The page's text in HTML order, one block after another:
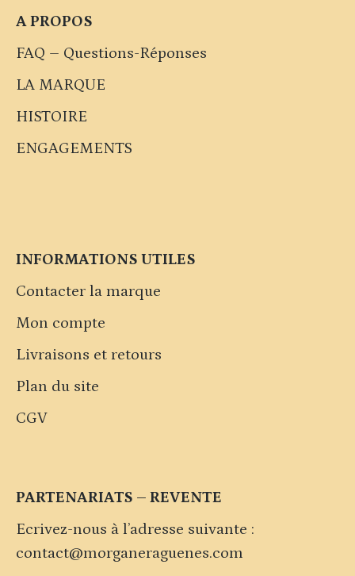
A PROPOS
FAQ – Questions-Réponses
LA MARQUE
HISTOIRE
ENGAGEMENTS
INFORMATIONS UTILES
Contacter la marque
Mon compte
Livraisons et retours
Plan du site
CGV
PARTENARIATS – REVENTE
Ecrivez-nous à l’adresse suivante :
contact@morganeraguenes.com